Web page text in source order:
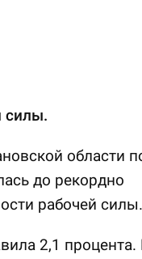
силы.
области
до рекордно
рабочей силы.
2,1 процента.